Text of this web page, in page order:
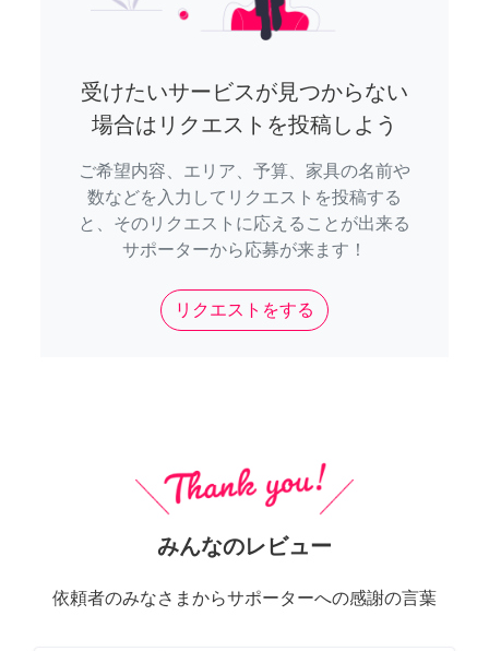
受けたいサービスが見つからない
場合はリクエストを投稿しよう
ご希望内容、エリア、予算、家具の名前や
数などを入力してリクエストを投稿する
と、そのリクエストに応えることが出来る
サポーターから応募が来ます！
リクエストをする
みんなのレビュー
依頼者のみなさまからサポーターへの感謝の言葉